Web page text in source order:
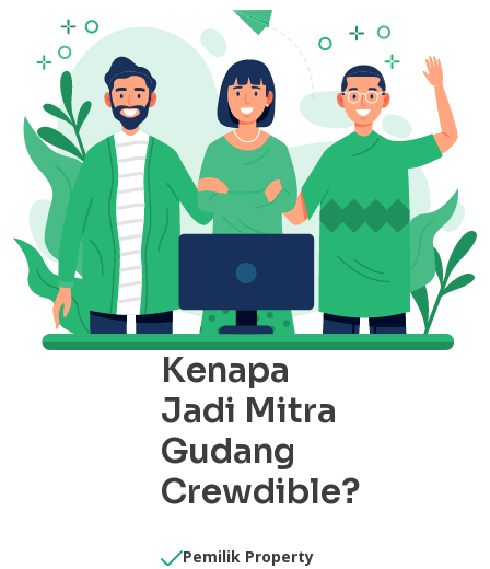
Kenapa
Jadi Mitra
Gudang
Crewdible?
Pemilik Property